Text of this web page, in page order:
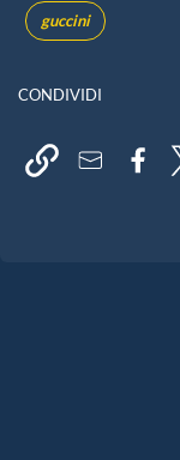
guccini
CONDIVIDI